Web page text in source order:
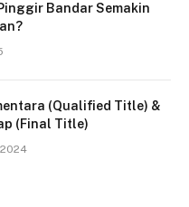
Bandar Semakin
(Qualified Title) &
(Final Title)